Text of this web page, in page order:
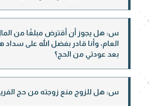
س: هل يجوز أن أقترض مبلغًا من
العام، وأنا قادر بفضل الله على سداد
بعد عودتي من الحج؟
س: هل للزوج منع زوجته من حج